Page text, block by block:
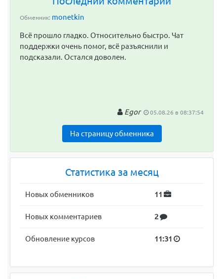
Обменник: monetkin
Всё прошло гладко. Относительно быстро. Чат
поддержки очень помог, всё разъяснили и
подсказали. Остался доволен.
Egor 05.08.26 в 08:37:54
На страницу обменника
Статистика за месяц
Новых обменников 11
Новых комментариев 2
Обновление курсов 11:31